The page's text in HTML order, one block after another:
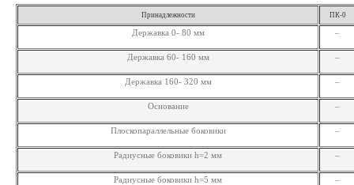
Принадлежности ПК-0
Державка 0- 80 мм –
Державка 60- 160 мм –
Державка 160- 320 мм –
Основание –
Плоскопараллельные боковики –
Радиусные боковики h=2 мм –
Радиусные боковики h=5 мм –